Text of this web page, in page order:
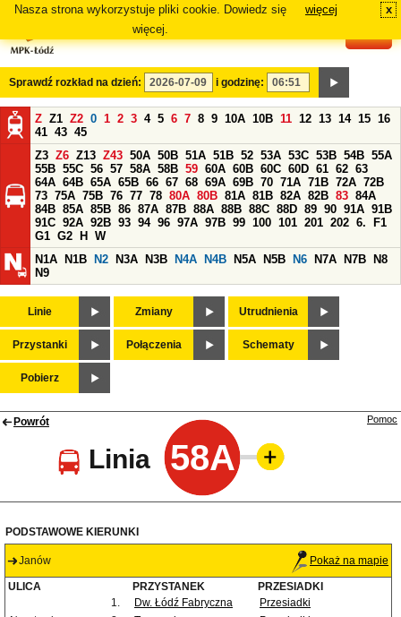
Nasza strona wykorzystuje pliki cookie. Dowiedz się
więcej.
więcej x
Sprawdź rozkład na dzień: i godzinę:
Z Z1 Z2 0 1 2 3 4 5 6 7 8 9 10A 10B 11 12 13 14 15 16
41 43 45
Z3 Z6 Z13 Z43 50A 50B 51A 51B 52 53A 53C 53B 54B 55A
55B 55C 56 57 58A 58B 59 60A 60B 60C 60D 61 62 63
64A 64B 65A 65B 66 67 68 69A 69B 70 71A 71B 72A 72B
73 75A 75B 76 77 78 80A 80B 81A 81B 82A 82B 83 84A
84B 85A 85B 86 87A 87B 88A 88B 88C 88D 89 90 91A 91B
91C 92A 92B 93 94 96 97A 97B 99 100 101 201 202 6.
F1
G1 G2 H
W
N1A
N1B N2 N3A N3B N4A N4B N5A N5B N6 N7A N7B
N8
N9
Linie Zmiany Utrudnienia
Przystanki Połączenia Schematy
Pobierz
Powrót
Linia 58A
Pomoc
PODSTAWOWE KIERUNKI
Janów Pokaż na mapie
ULICA PRZYSTANEK
PRZESIADKI
1.
Dw. Łódź Fabryczna
Przesiadki